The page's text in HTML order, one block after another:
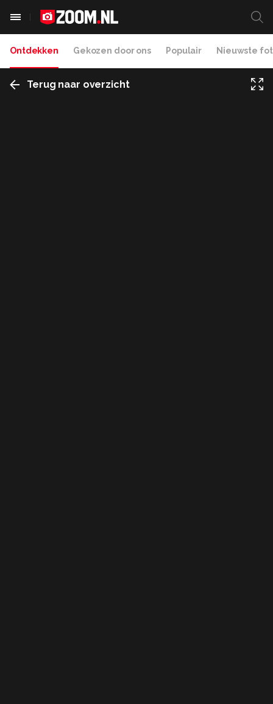
Ontdekken Gekozen door ons Populair Nieuwste
Terug naar overzicht